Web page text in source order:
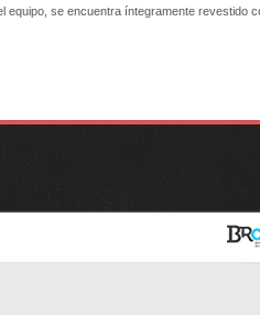
se encuentra íntegramente revestido